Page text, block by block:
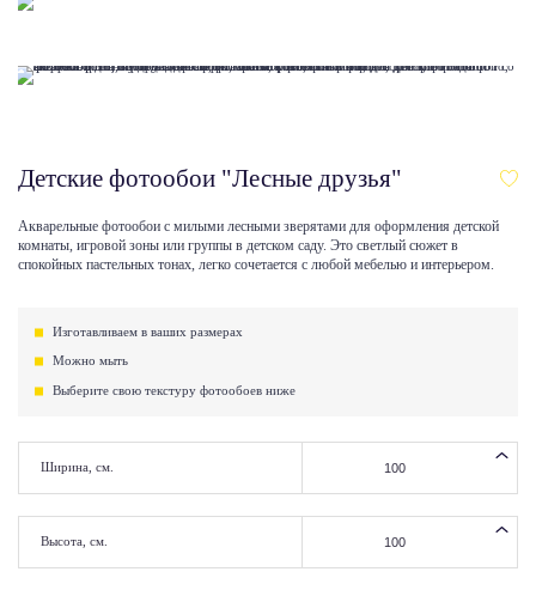
Детские фотообои "Лесные друзья"
Акварельные фотообои с милыми лесными зверятами для оформления детской
комнаты, игровой зоны или группы в детском саду. Это светлый сюжет в
спокойных пастельных тонах, легко сочетается с любой мебелью и интерьером.
Изготавливаем в ваших размерах
Можно мыть
Выберите свою текстуру фотообоев ниже
Ширина, см.
Высота, см.